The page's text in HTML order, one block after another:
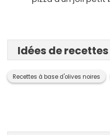
Idées de recettes
Recettes à base d'olives noires